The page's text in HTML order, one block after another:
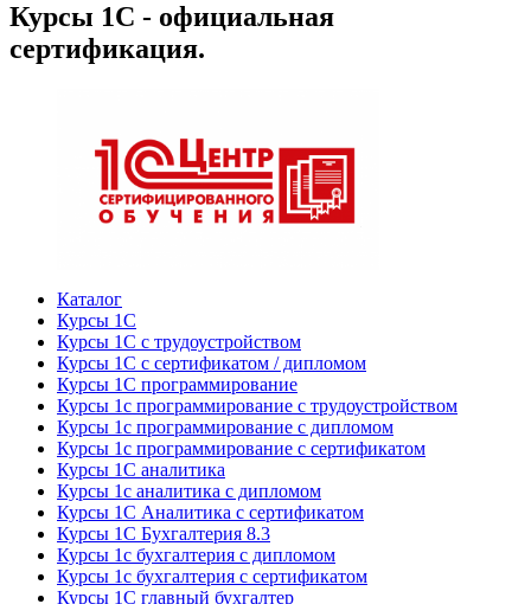
Курсы 1С - официальная
сертификация.
Каталог
Курсы 1С
Курсы 1С с трудоустройством
Курсы 1С с сертификатом / дипломом
Курсы 1С программирование
Курсы 1с программирование с трудоустройством
Курсы 1с программирование с дипломом
Курсы 1с программирование с сертификатом
Курсы 1С аналитика
Курсы 1с аналитика с дипломом
Курсы 1С Аналитика с сертификатом
Курсы 1С Бухгалтерия 8.3
Курсы 1с бухгалтерия с дипломом
Курсы 1с бухгалтерия с сертификатом
Курсы 1С главный бухгалтер